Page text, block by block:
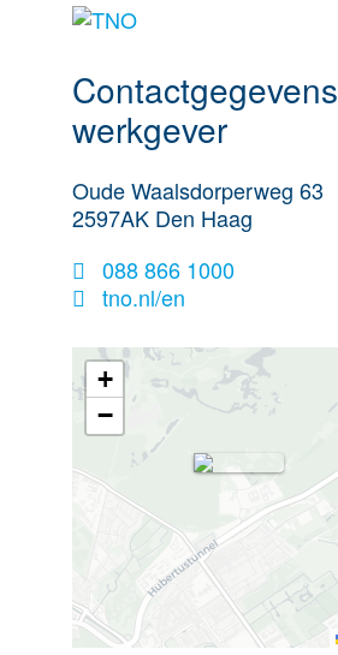
Meer werkgever
Contactgegevens
werkgever
Oude Waalsdorperweg 63
2597AK Den Haag
088 866 1000
tno.nl/en
+
−